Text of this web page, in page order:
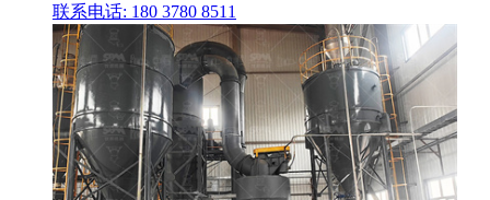
联系电话: 180 3780 8511